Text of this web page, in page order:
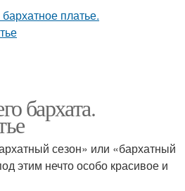
бархата.
сезон» или «бархатный
этим нечто особо красивое и